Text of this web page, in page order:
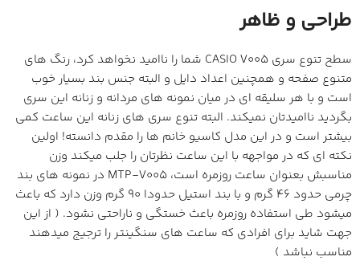
طراحی و ظاهر
سطح تنوع سری CASIO V005 شما را ناامید نخواهد کرد، رنگ های
متنوع صفحه و همچنین اعداد دایل و البته جنس بند بسیار خوب
است و با هر سلیقه ای در میان نمونه های مردانه و زنانه این سری
بگردید ناامیدتان نمیکند. البته تنوع سری های زنانه این ساعت کمی
بیشتر است و در این مدل کاسیو خانم ها را مقدم دانسته! اولین
نکته ای که در مواجهه با این ساعت نظرتان را جلب میکند وزن
مناسبش بعنوان ساعت روزمره است، MTP-V005 در نمونه های بند
چرمی حدود 46 گرم و با بند استیل حدودا 90 گرم وزن دارد که باعث
میشود طی استفاده روزمره باعث خستگی و ناراحتی نشود. ( از این
جهت شاید برای افرادی که ساعت های سنگینتر را ترجیج میدهند
مناسب نباشد )